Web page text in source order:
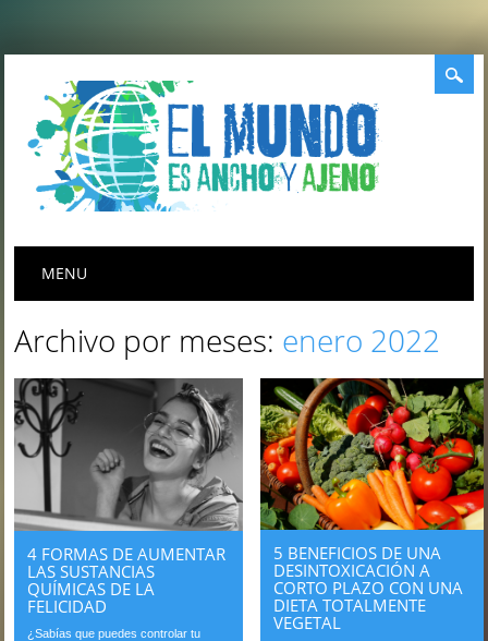
Menú principal
MENU
Archivo por meses: enero 2022
4 FORMAS DE AUMENTAR
LAS SUSTANCIAS
QUÍMICAS DE LA
FELICIDAD
¿Sabías que puedes controlar tu
5 BENEFICIOS DE UNA
DESINTOXICACIÓN A
CORTO PLAZO CON UNA
DIETA TOTALMENTE
VEGETAL